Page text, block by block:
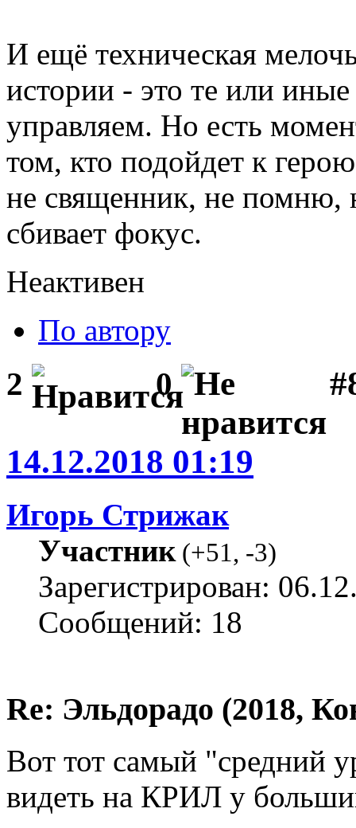
И ещё техническая
истории - это те или
управляем. Но есть
том, кто подойдет к
не священник, не помню,
сбивает фокус.
Неактивен
По автору
2 0
14.12.2018 01:19
Игорь Стрижак
Участник(+51, -3)
Зарегистрирован:
Сообщений: 18
Re: Эльдорадо (2018,
Вот тот самый "средний
видеть на КРИЛ у